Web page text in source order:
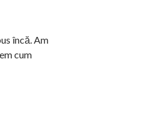
încă. Am
cum